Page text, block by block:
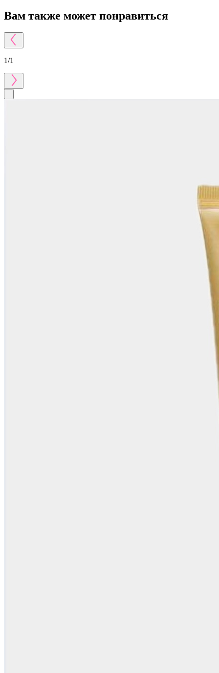
Вам также может понравиться
1/1